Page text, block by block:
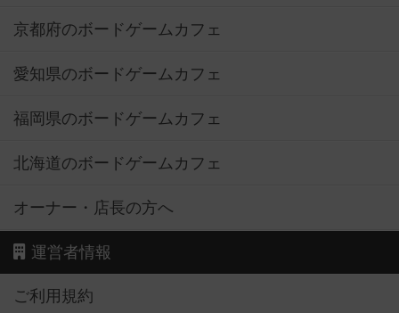
京都府のボードゲームカフェ
愛知県のボードゲームカフェ
福岡県のボードゲームカフェ
北海道のボードゲームカフェ
オーナー・店長の方へ
運営者情報
ご利用規約